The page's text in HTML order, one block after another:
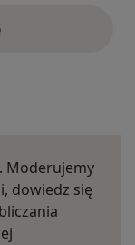
Moderujemy
dowiedz się